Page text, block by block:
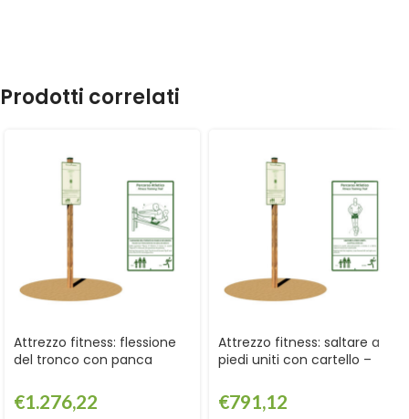
Prodotti correlati
Attrezzo fitness: flessione
del tronco con panca
GPG2118CART
€1.276,22
Attrezzo fitness: saltare a
piedi uniti con cartello –
€791,12